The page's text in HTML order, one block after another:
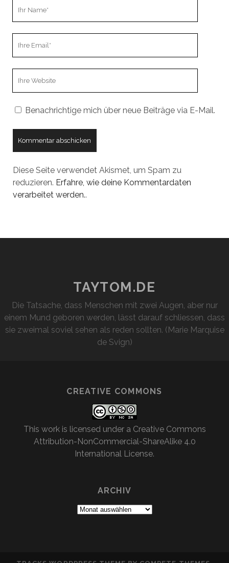
Benachrichtige mich über neue Beiträge via E-Mail.
Diese Seite verwendet Akismet, um Spam zu
reduzieren. Erfahre, wie deine Kommentardaten
verarbeitet werden..
TAYTOM.DE
Die Tatsache, dass Menschen mit zwei Augen, aber nur
einem Mund geboren werden, lässt darauf schliessen, dass
sie zweimal soviel sehen als reden sollten. (Marie Marquise
de Svign)
CREATIVE COMMONS
This work is licensed under a Creative Commons
Attribution-NonCommercial-ShareAlike 4.0
International License.
ARCHIV
Archiv